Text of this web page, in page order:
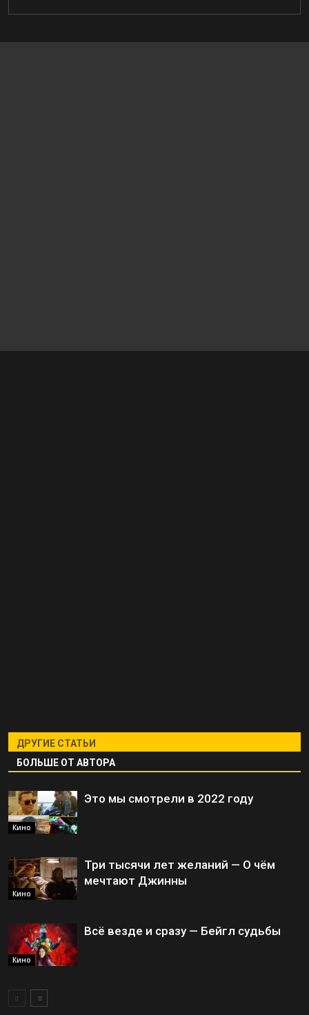
ДРУГИЕ СТАТЬИ
БОЛЬШЕ ОТ АВТОРА
Кино
Это мы смотрели в 2022 году
Кино
Три тысячи лет желаний — О чём
мечтают Джинны
Кино
Всё везде и сразу — Бейгл судьбы